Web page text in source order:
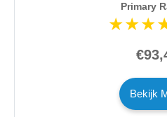
Primary
Bekijk